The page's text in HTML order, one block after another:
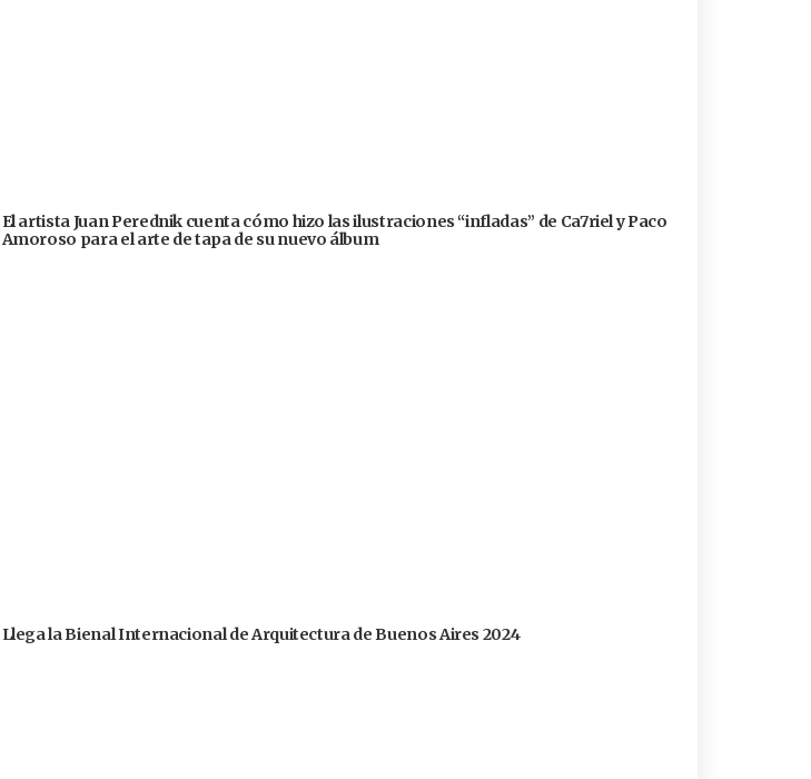
El artista Juan Perednik cuenta cómo hizo las ilustraciones “infladas” de Ca7riel y Paco
Amoroso para el arte de tapa de su nuevo álbum
Llega la Bienal Internacional de Arquitectura de Buenos Aires 2024